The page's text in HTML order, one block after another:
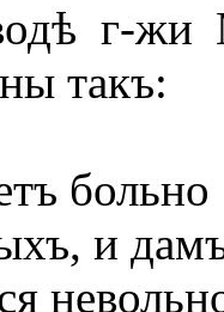
г-жи
такъ:
больно
и